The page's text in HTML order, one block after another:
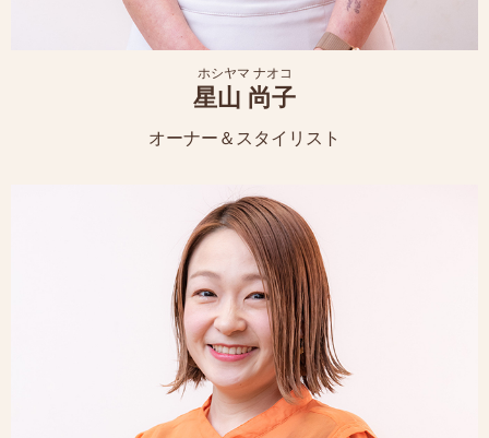
ホシヤマ ナオコ
星山 尚子
オーナー＆スタイリスト